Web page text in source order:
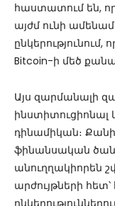
հաստատում են,
այժմ ունի
ընկերությունում,
Bitcoin-ի մեծ
Այս զարմանալի
դինամիկան։
ֆինանսական
անուղղակիորեն
արժույթների